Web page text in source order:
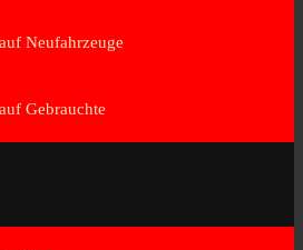
Neufahrzeuge
Gebrauchte